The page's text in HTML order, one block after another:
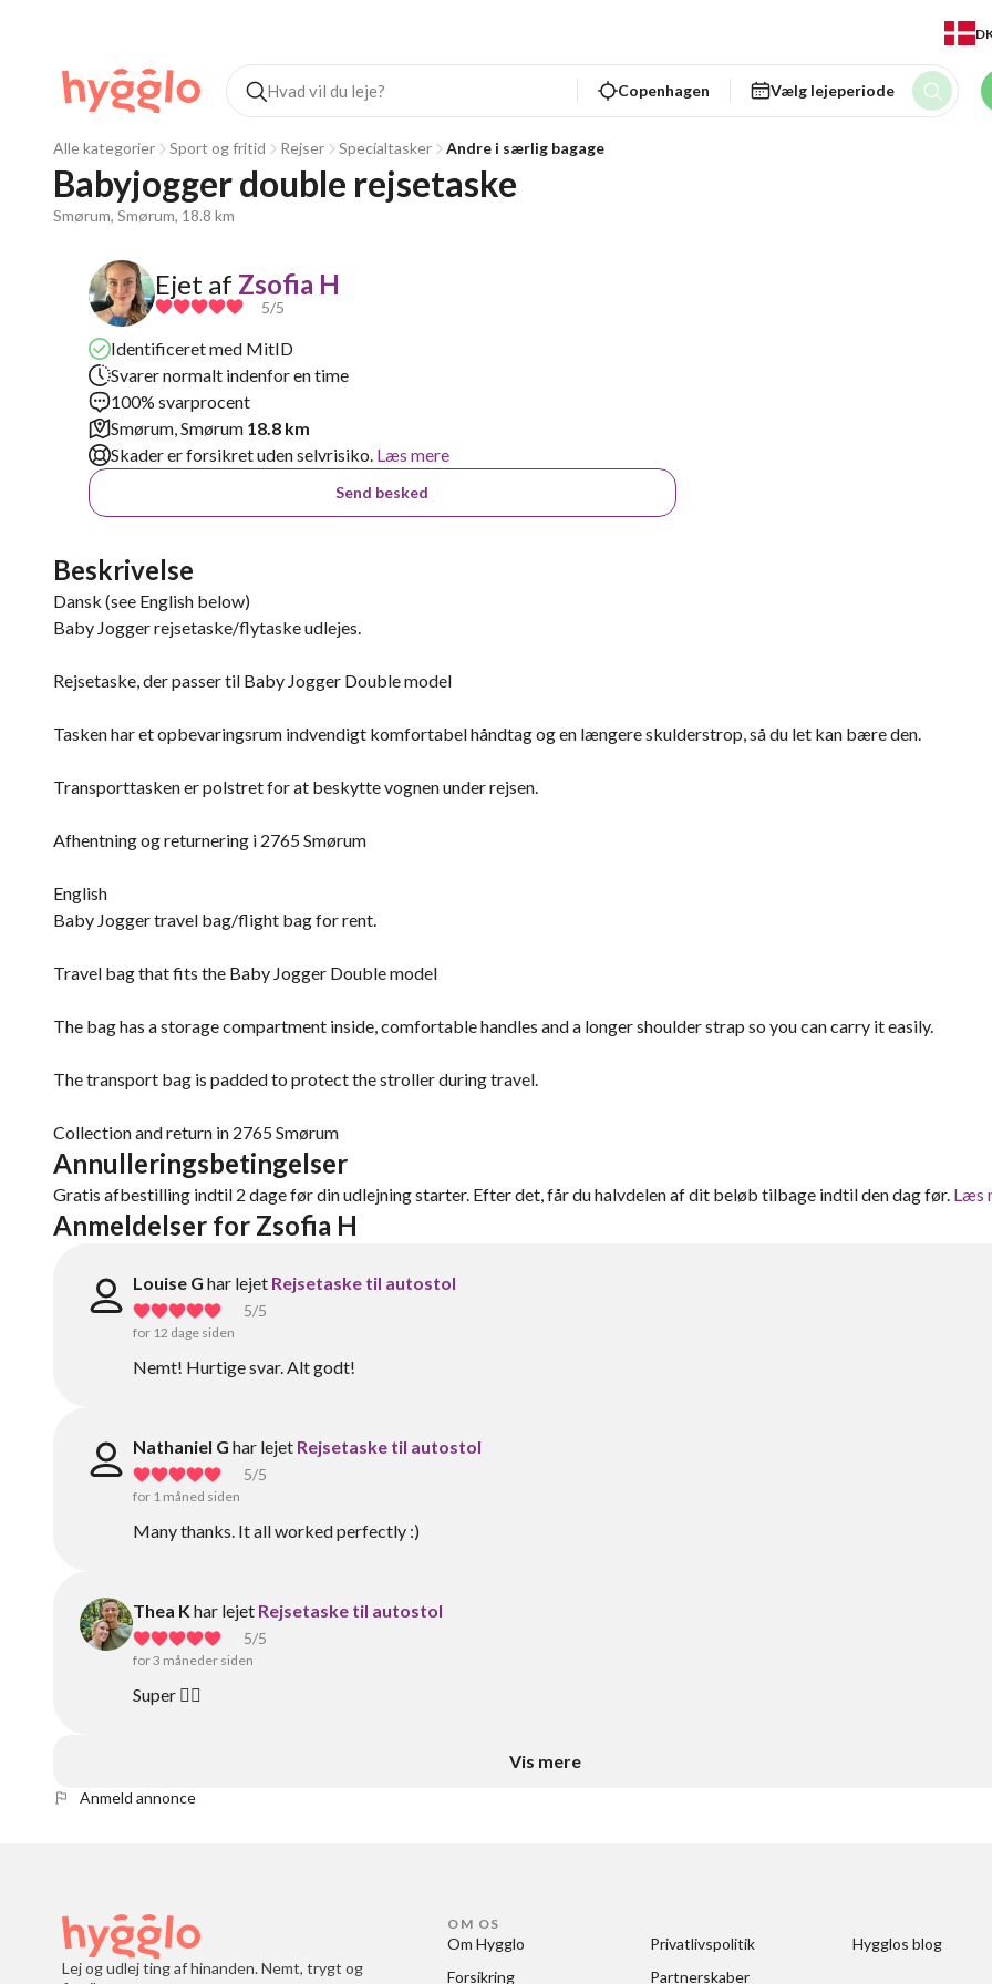
Copenhagen Vælg lejeperiode
Alle kategorier Sport og fritid Rejser Specialtasker Andre i særlig bagage
Babyjogger double rejsetaske
Smørum, Smørum, 18.8 km
Ejet af Zsofia H
5/5
Identificeret med MitID
Svarer normalt indenfor en time
100% svarprocent
Smørum, Smørum 18.8 km
Skader er forsikret uden selvrisiko. Læs mere
Send besked
Beskrivelse
Dansk (see English below)
Baby Jogger rejsetaske/flytaske udlejes.
Rejsetaske, der passer til Baby Jogger Double model
Tasken har et opbevaringsrum indvendigt komfortabel håndtag og en længere skulderstrop, så du let kan bære den.
Transporttasken er polstret for at beskytte vognen under rejsen.
Afhentning og returnering i 2765 Smørum
English
Baby Jogger travel bag/flight bag for rent.
Travel bag that fits the Baby Jogger Double model
The bag has a storage compartment inside, comfortable handles and a longer shoulder strap so you can carry it easily.
The transport bag is padded to protect the stroller during travel.
Collection and return in 2765 Smørum
Annulleringsbetingelser
Gratis afbestilling indtil 2 dage før din udlejning starter. Efter det, får du halvdelen af dit beløb tilbage indtil den dag før. Læs
Anmeldelser for Zsofia H
Louise G har lejet Rejsetaske til autostol
5/5
for 12 dage siden
Nemt! Hurtige svar. Alt godt!
Nathaniel G har lejet Rejsetaske til autostol
5/5
for 1 måned siden
Many thanks. It all worked perfectly :)
Thea K har lejet Rejsetaske til autostol
5/5
for 3 måneder siden
Super 👍🏼
Vis mere
Anmeld annonce
Lej og udlej ting af hinanden. Nemt, trygt og
OM OS
Om Hygglo
Forsikring
Privatlivspolitik
Partnerskaber
Hygglos blog